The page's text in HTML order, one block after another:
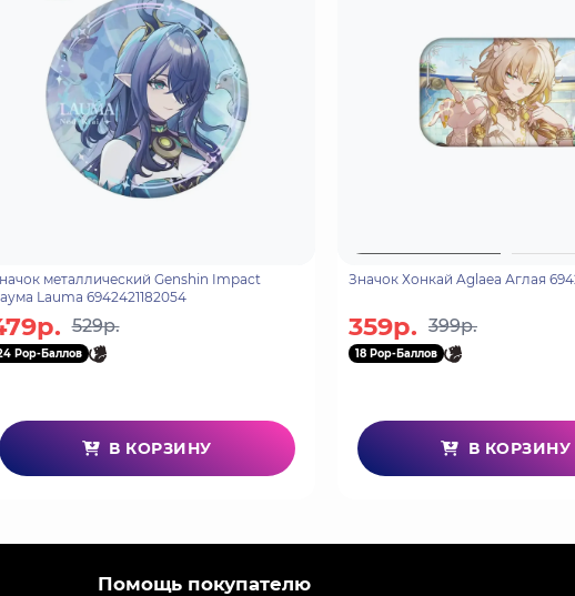
металлический Genshin Impact
Lauma 6942421182054
529р.
Pop-Баллов
В КОРЗИНУ
Значок
359р. 399р.
18 Pop-Баллов
В КОРЗИНУ
Помощь покупателю